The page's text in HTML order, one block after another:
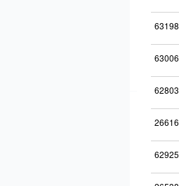
63198
63006
62803
26616
62925